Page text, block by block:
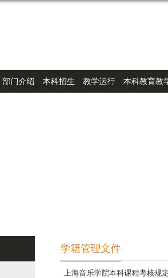
部门介绍 本科招生 教学运行 本科教育教
学籍管理文件
上海音乐学院本科课程考核规